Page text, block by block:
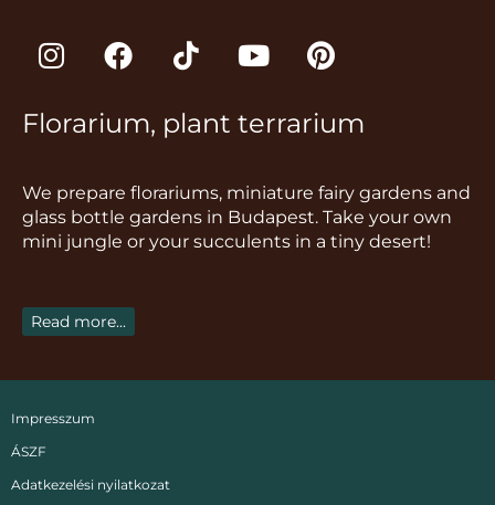
I
n
t
g
r
a
F
a
e
o
o
k
T
i
t
k
Y
o
t
b
e
P
i
t
r
e
s
Florarium, plant terrarium
We prepare florariums, miniature fairy gardens and
glass bottle gardens in Budapest. Take your own
mini jungle or your succulents in a tiny desert!
Read more...
Impresszum
ÁSZF
Adatkezelési nyilatkozat